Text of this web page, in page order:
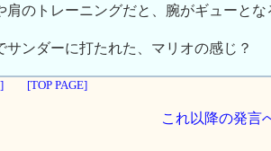
肩のトレーニングだと、腕がギューと
サンダーに打たれた、マリオの感じ？
[TOP PAGE]
これ以降の発言